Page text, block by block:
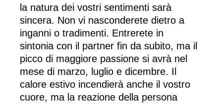
la natura dei vostri sentimenti sarà
sincera. Non vi nasconderete dietro a
inganni o tradimenti. Entrerete in
sintonia con il partner fin da subito, ma il
picco di maggiore passione si avrà nel
mese di marzo, luglio e dicembre. Il
calore estivo incendierà anche il vostro
cuore, ma la reazione della persona